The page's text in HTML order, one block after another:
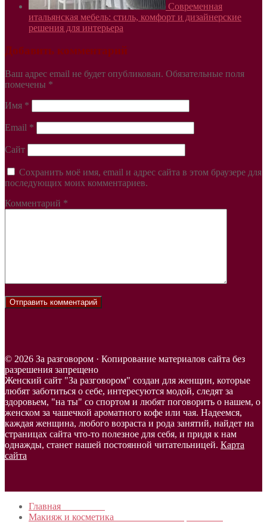
Современная
итальянская мебель: стиль, комфорт и дизайнерские
решения для интерьера
Добавить комментарий
Ваш адрес email не будет опубликован. Обязательные поля
помечены *
Имя *
Email *
Сайт
Сохранить моё имя, email и адрес сайта в этом браузере для
последующих моих комментариев.
Комментарий *
© 2026 За разговором · Копирование материалов сайта без
разрешения запрещено
Женский сайт "За разговором" создан для женщин, которые
любят заботиться о себе, интересуются модой, следят за
здоровьем, "на ты" со спортом и любят поговорить о нашем, о
женском за чашечкой ароматного кофе или чая. Надеемся,
каждая женщина, любого возраста и рода занятий, найдет на
страницах сайта что-то полезное для себя, и придя к нам
однажды, станет нашей постоянной читательницей. Карта
сайта
Главная
Макияж и косметика